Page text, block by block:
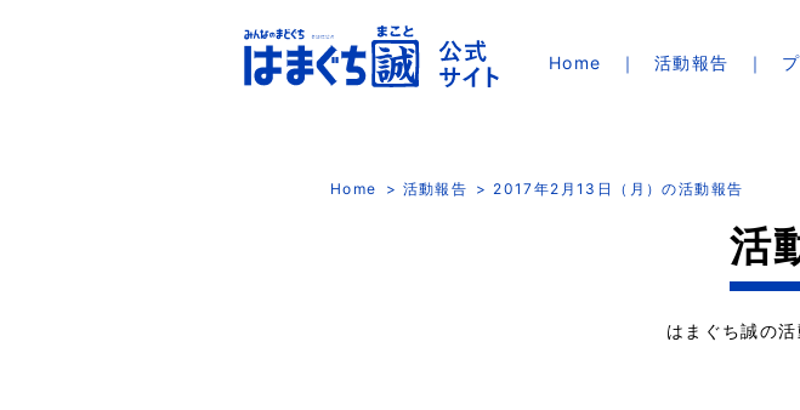
Home 活動報告
Home 活動報告 2017年2月13日（月）の活動報告
活
はまぐち誠の活